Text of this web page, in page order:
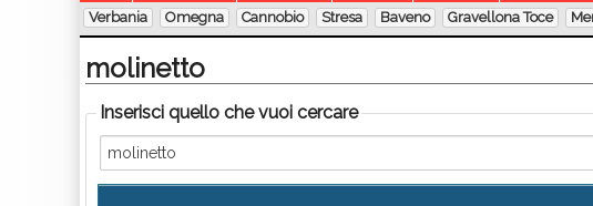
Verbania Omegna Cannobio Stresa Baveno Gravellona Toce
molinetto
Inserisci quello che vuoi cercare